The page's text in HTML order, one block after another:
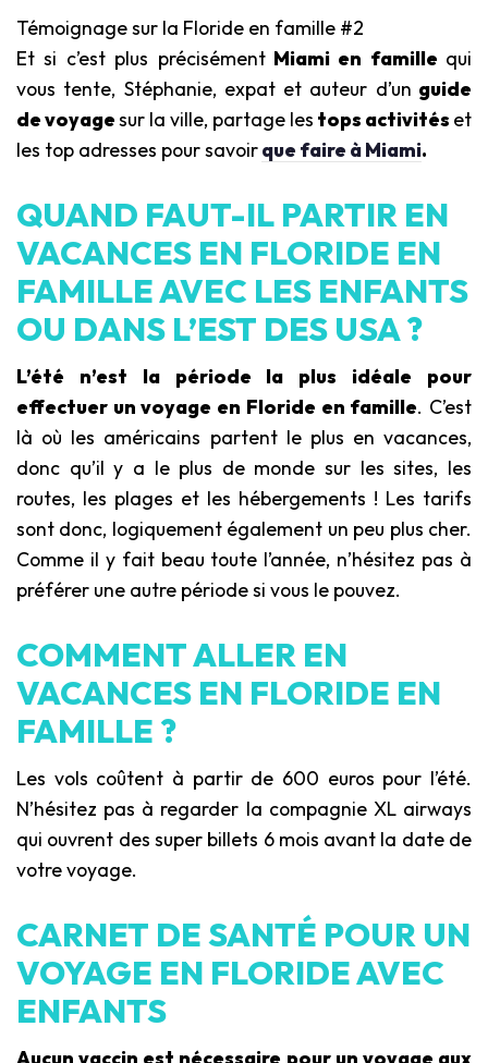
Témoignage sur la Floride en famille #2
Et si c’est plus précisémentMiami en famille qui
vous tente, Stéphanie, expat et auteur d’un guide
de voyagesur la ville, partage les tops activités et
les top adresses pour savoirque faire à Miami.
QUAND FAUT-IL PARTIR EN
VACANCES EN FLORIDE EN
FAMILLE AVEC LES ENFANTS
OU DANS L’EST DES USA ?
L’été n’est la période la plus idéale pour
effectuer un voyage en Floride en famille. C’est
là où les américains partent le plus en vacances,
donc qu’il y a le plus de monde sur les sites, les
routes, les plages et les hébergements ! Les tarifs
sont donc, logiquement également un peu plus cher.
Comme il y fait beau toute l’année, n’hésitez pas à
préférer une autre période si vous le pouvez.
COMMENT ALLER EN
VACANCES EN FLORIDE EN
FAMILLE ?
Les vols coûtent à partir de 600 euros pour l’été.
N’hésitez pas à regarder la compagnie XL airways
qui ouvrent des super billets 6 mois avant la date de
votre voyage.
CARNET DE SANTÉ POUR UN
VOYAGE EN FLORIDE AVEC
ENFANTS